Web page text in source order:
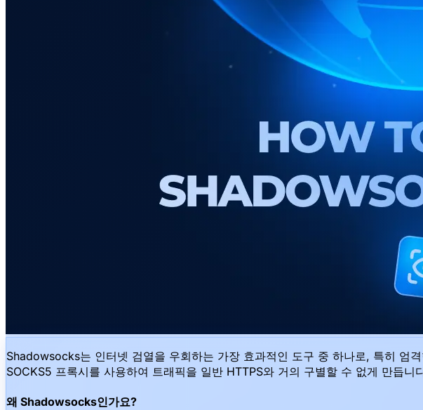
Shadowsocks는 인터넷 검열을 우회하는 가장 효과적인 도구 중 하나로, 특히 엄
SOCKS5 프록시를 사용하여 트래픽을 일반 HTTPS와 거의 구별할 수 없게 만듭
왜 Shadowsocks인가요?